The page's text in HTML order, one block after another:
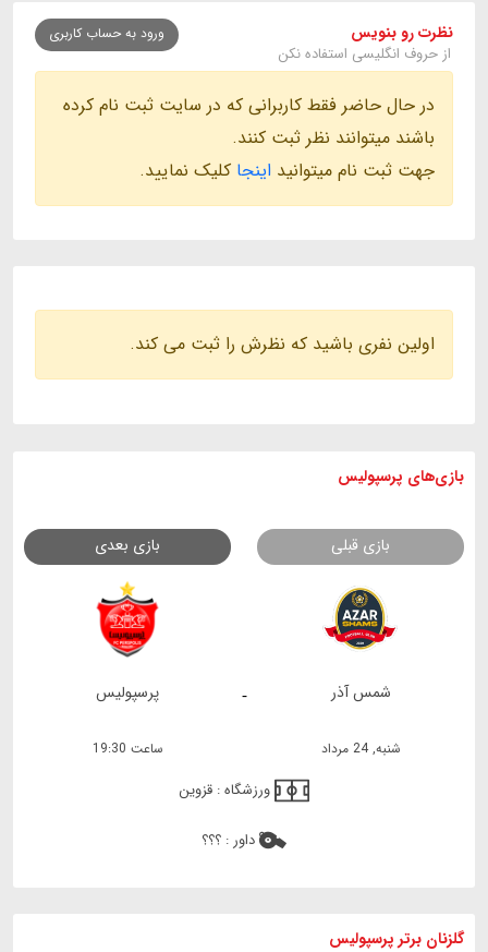
نظرت رو بنویس
از حروف انگلیسی استفاده نکن
ورود به حساب کاربری
در حال حاضر فقط کاربرانی که در سایت ثبت نام کرده
باشند میتوانند نظر ثبت کنند.
جهت ثبت نام میتوانید اینجا کلیک نمایید.
اولین نفری باشید که نظرش را ثبت می کند.
بازی های پرسپولیس
بازی قبلی بازی بعدی
- شمس آذر پرسپولیس
شنبه, 24 مرداد ساعت 19:30
ورزشگاه : قزوین
داور : ؟؟؟
گلزنان برتر پرسپولیس